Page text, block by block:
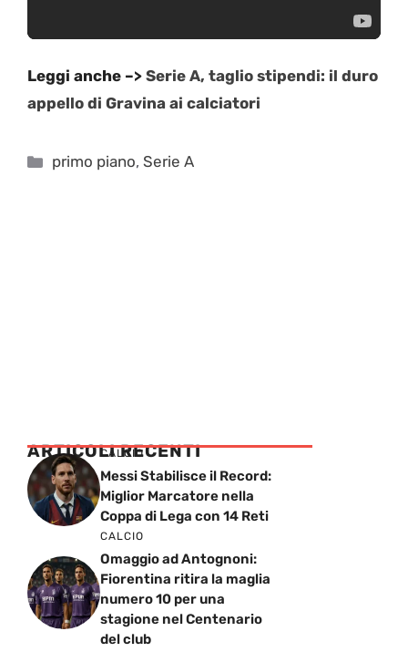
Leggi anche –> Serie A, taglio stipendi: il duro
appello di Gravina ai calciatori
Categorie
primo piano,Serie A
ARTICOLI RECENTI
CALCIO
Messi Stabilisce il Record:
Miglior Marcatore nella
Coppa di Lega con 14 Reti
CALCIO
Omaggio ad Antognoni:
Fiorentina ritira la maglia
numero 10 per una
stagione nel Centenario
del club